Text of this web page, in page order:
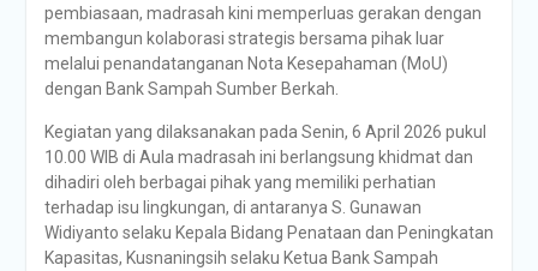
pembiasaan, madrasah kini memperluas gerakan dengan
membangun kolaborasi strategis bersama pihak luar
melalui penandatanganan Nota Kesepahaman (MoU)
dengan Bank Sampah Sumber Berkah.
Kegiatan yang dilaksanakan pada Senin, 6 April 2026 pukul
10.00 WIB di Aula madrasah ini berlangsung khidmat dan
dihadiri oleh berbagai pihak yang memiliki perhatian
terhadap isu lingkungan, di antaranya S. Gunawan
Widiyanto selaku Kepala Bidang Penataan dan Peningkatan
Kapasitas, Kusnaningsih selaku Ketua Bank Sampah